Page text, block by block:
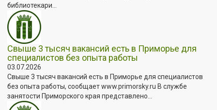
библиотекари...
Свыше 3 тысяч вакансий есть в Приморье для
специалистов без опыта работы
03.07.2026
Свыше 3 тысяч вакансий есть в Приморье для специалистов
без опыта работы, сообщает www.primorsky.ru В службе
занятости Приморского края представлено...